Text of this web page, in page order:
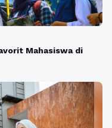
Mahasiswa di